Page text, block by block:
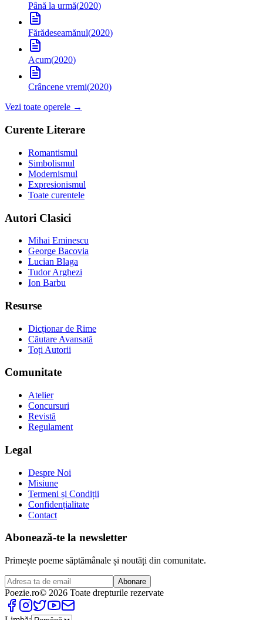
Până la urmă(2020)
Fărădeseamănul(2020)
Acum(2020)
Crâncene vremi(2020)
Vezi toate operele →
Curente Literare
Romantismul
Simbolismul
Modernismul
Expresionismul
Toate curentele
Autori Clasici
Mihai Eminescu
George Bacovia
Lucian Blaga
Tudor Arghezi
Ion Barbu
Resurse
Dicționar de Rime
Căutare Avansată
Toți Autorii
Comunitate
Atelier
Concursuri
Revistă
Regulament
Legal
Despre Noi
Misiune
Termeni și Condiții
Confidențialitate
Contact
Abonează-te la newsletter
Primește poeme săptămânale și noutăți din comunitate.
Abonare
Poezie.ro© 2026 Toate drepturile rezervate